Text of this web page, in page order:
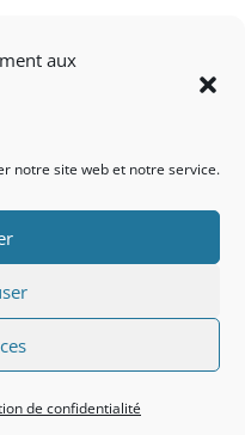
aux
notre site web et notre service.
de confidentialité
- 2024